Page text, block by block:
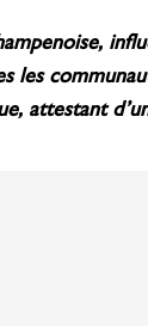
les
attestant